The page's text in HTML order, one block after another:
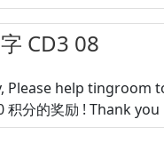
CD3 08
help tingroom
分的奖励 ! Thank you